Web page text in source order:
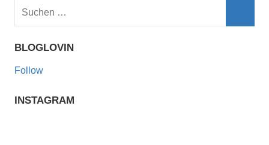
Suchen
BLOGLOVIN
Follow
INSTAGRAM